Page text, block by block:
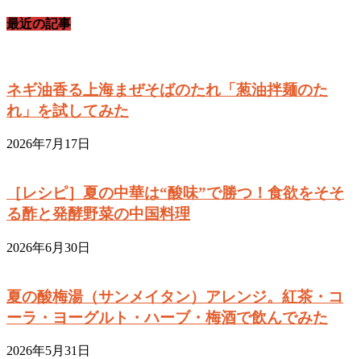
最近の記事
ネギ油香る上海まぜそばのたれ「葱油拌麺のた
れ」を試してみた
2026年7月17日
［レシピ］夏の中華は“酸味”で勝つ！食欲をそそ
る酢と発酵野菜の中国料理
2026年6月30日
夏の酸梅湯（サンメイタン）アレンジ。紅茶・コ
ーラ・ヨーグルト・ハーブ・梅酒で飲んでみた
2026年5月31日